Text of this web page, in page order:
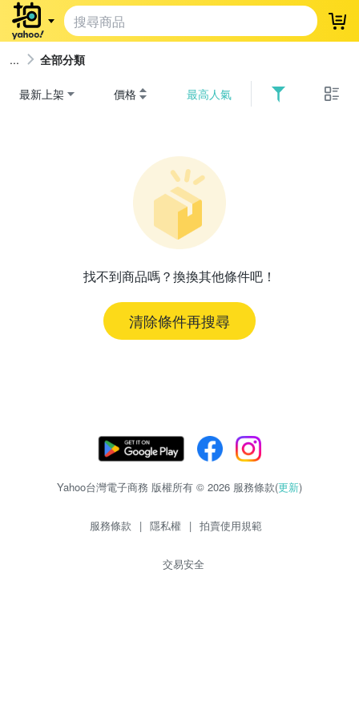
登
全部分類
最新上架 價格 最高人氣
找不到商品嗎？換換其他條件吧！
清除條件再搜尋
Yahoo台灣電子商務 版權所有 © 2026 服務條款(更新)
服務條款 | 隱私權 | 拍賣使用規範
交易安全